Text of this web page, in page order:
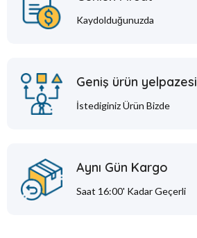
Kaydolduğunuzda
Geniş ürün yelpazesi
İstediginiz Ürün Bizde
Aynı Gün Kargo
Saat 16:00' Kadar Geçerli